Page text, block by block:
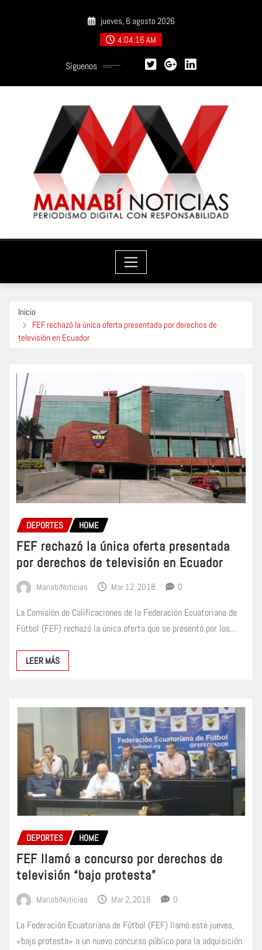
jueves, 6 agosto 2026
4:04:17 AM
Síguenos
Inicio
FEF rechazó la única oferta presentada por derechos de
televisión en Ecuador
DEPORTES HOME
FEF rechazó la única oferta presentada
por derechos de televisión en Ecuador
ManabiNoticias Mar 12, 2018 0
La Comisión de Calificaciones de la Federación Ecuatoriana de
Fútbol (FEF) rechazó la única oferta que se presentó por los…
LEER MÁS
DEPORTES HOME
FEF llamó a concurso por derechos de
televisión “bajo protesta”
ManabiNoticias Mar 2, 2018 0
La Federación Ecuatoriana de Fútbol (FEF) llamó este jueves,
«bajo protesta» a un nuevo concurso público para la adquisición